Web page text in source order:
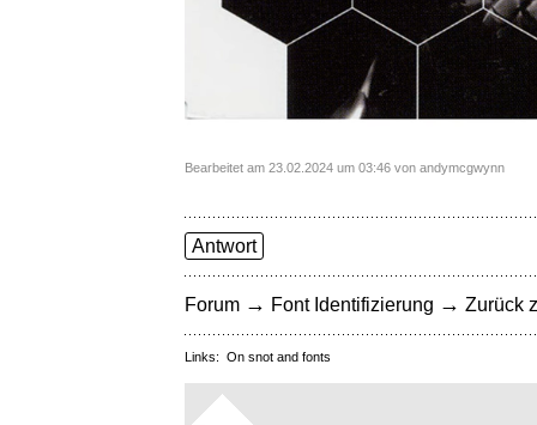
Bearbeitet am 23.02.2024 um 03:46 von andymcgwynn
Antwort
Forum → Font Identifizierung → Zurück
Links: On snot and fonts